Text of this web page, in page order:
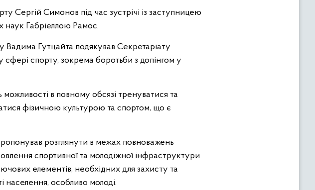
Сергій Симонов під час зустрічі із заступницею
наук Габріеллою Рамос.
Вадима Гутцайта подякував Секретаріату
спорту, зокрема боротьби з допінгом у
в повному обсязі тренуватися та
фізичною культурою та спортом, що є
розглянути в межах повноважень
спортивної та молодіжної інфраструктури
елементів, необхідних для захисту та
населення, особливо молоді.